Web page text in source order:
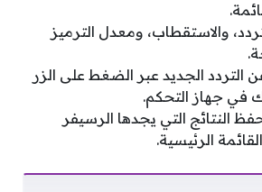
والاستقطاب، ومعدل الترميز
التردد الجديد عبر الضغط على الزر
جهاز التحكم.
النتائج التي يجدها الرسيفر
الرئيسية.